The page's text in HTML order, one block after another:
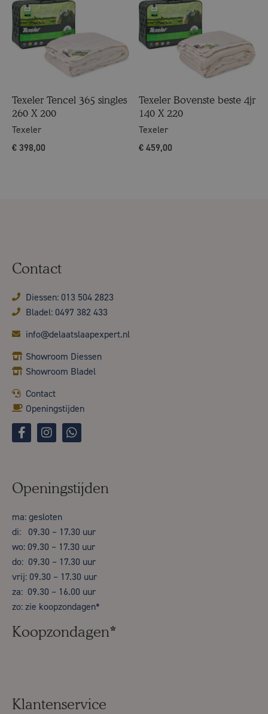
Texeler Tencel 365 singles
260 X 200
Texeler
€ 398,00
Texeler Bovenste beste 4jr
140 X 220
Texeler
€ 459,00
Contact
Diessen: 013 504 2823
Bladel: 0497 382 433
info@delaatslaapexpert.nl
Showroom Diessen
Showroom Bladel
Contact
Openingstijden
Openingstijden
ma: gesloten
di: 09.30 – 17.30 uur
wo: 09.30 – 17.30 uur
do: 09.30 – 17.30 uur
vrij: 09.30 – 17.30 uur
za: 09.30 – 16.00 uur
zo: zie koopzondagen*
Koopzondagen*
Klantenservice